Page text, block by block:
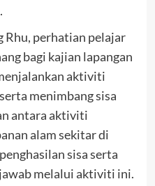
Rhu, perhatian pelajar
bagi kajian lapangan
aktiviti
menimbang sisa
antara aktiviti
alam sekitar di
sisa serta
melalui aktiviti ini.